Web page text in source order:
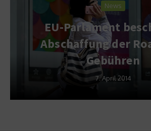
News
EU-Parlament
Abschaffung der
Gebühren
7. April 2014